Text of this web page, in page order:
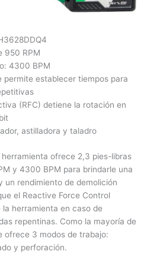
950 RPM
4300 BPM
permite establecer tiempos para
(RFC) detiene la rotación en
astilladora y taladro
ofrece 2,3 pies-libras
y 4300 BPM para brindarle una
un rendimiento de demolición
el Reactive Force Control
herramienta en caso de
repentinas. Como la mayoría de
ofrece 3 modos de trabajo:
y perforación.